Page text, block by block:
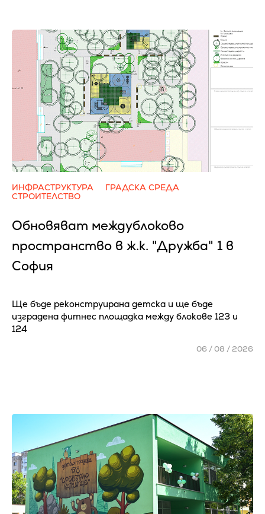
ИНФРАСТРУКТУРА
ГРАДСКА СРЕДА
СТРОИТЕЛСТВО
Обновяват междублоково
пространство в ж.к. "Дружба" 1 в
София
Ще бъде реконструирана детска и ще бъде
изградена фитнес площадка между блокове 123 и
124
06 / 08 / 2026